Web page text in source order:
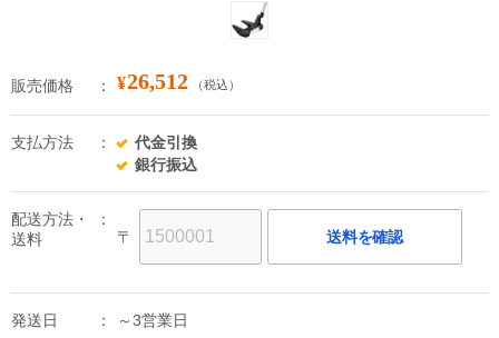
販売価格 ¥26,512 （税込）
支払方法
代金引換
銀行振込
配送方法・
送料
〒 送料を確認
発送日 ～3営業日